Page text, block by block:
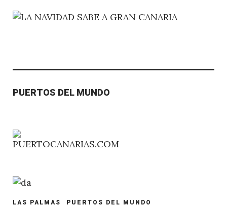
PUERTOS DEL MUNDO
POST
LAS PALMAS PUERTOS DEL MUNDO